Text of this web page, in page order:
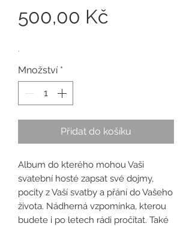
500,00 Kč
.
Množství *
Přidat do košíku
Album do kterého mohou Vaši
svatební hosté zapsat své dojmy,
pocity z Vaší svatby a přání do Vašeho
života. Nádherná vzpomínka, kterou
budete i po letech rádi pročítat. Také